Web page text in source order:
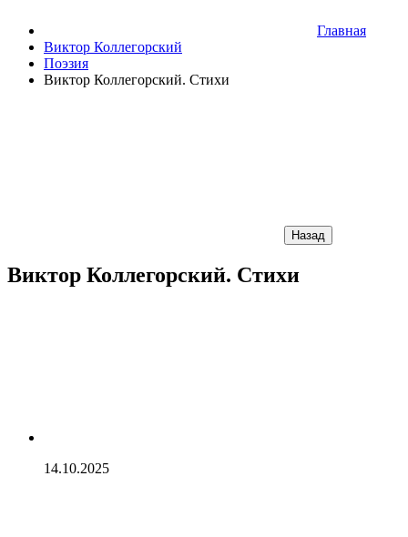
Главная
Виктор Коллегорский
Поэзия
Виктор Коллегорский. Стихи
Назад
Виктор Коллегорский. Стихи
14.10.2025